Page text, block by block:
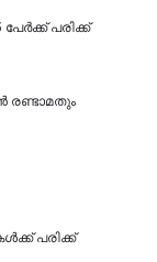
പരിക്ക്
രണ്ടാമതും
പരിക്ക്